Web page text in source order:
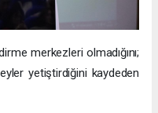
merkezleri olmadığını;
yetiştirdiğini kaydeden